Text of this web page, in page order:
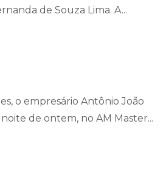
de Souza Lima. A...
o empresário Antônio João
de ontem, no AM Master...